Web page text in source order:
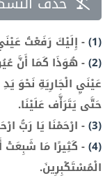
(1)
- إِلَيْكَ رَفَعْتُ
(2)
-هُوَذَا كَمَا أَنَّ
عَيْنَيِ الْجَارِيَةِ نَحْوَ
حَتَّى يَتَرَأَّف عَلَيْنَا.
(3)
- ارْحَمْنَا يَا رَبُّ
(4)
- كَثِيرًا مَا شَبِعَتْ
الْمُسْتَكْبِرِينَ.